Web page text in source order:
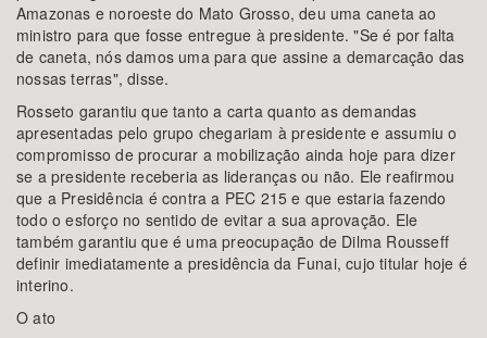
Amazonas e noroeste do Mato Grosso, deu uma caneta ao
ministro para que fosse entregue à presidente. "Se é por falta
de caneta, nós damos uma para que assine a demarcação das
nossas terras", disse.
Rosseto garantiu que tanto a carta quanto as demandas
apresentadas pelo grupo chegariam à presidente e assumiu o
compromisso de procurar a mobilização ainda hoje para dizer
se a presidente receberia as lideranças ou não. Ele reafirmou
que a Presidência é contra a PEC 215 e que estaria fazendo
todo o esforço no sentido de evitar a sua aprovação. Ele
também garantiu que é uma preocupação de Dilma Rousseff
definir imediatamente a presidência da Funai, cujo titular hoje é
interino.
O ato